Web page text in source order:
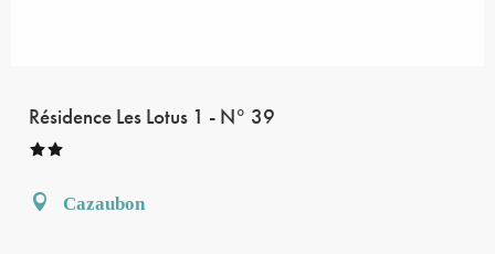
Résidence Les Lotus 1 - N° 39
Cazaubon